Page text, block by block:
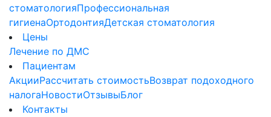
стоматологияПрофессиональная
гигиенаОртодонтияДетская стоматология
Цены
Лечение по ДМС
Пациентам
АкцииРассчитать стоимостьВозврат подоходного
налогаНовостиОтзывыБлог
Контакты